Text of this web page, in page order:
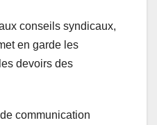
conseils syndicaux,
en garde les
devoirs des
communication